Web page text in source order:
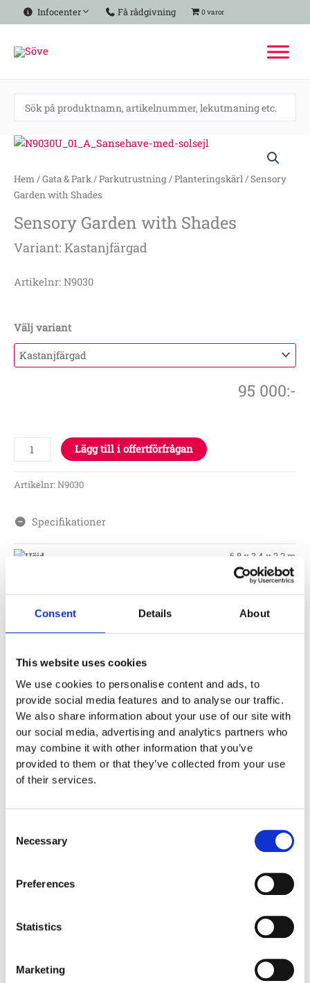
Consent Details About
This website uses cookies
We use cookies to personalise content and ads, to
provide social media features and to analyse our traffic.
We also share information about your use of our site with
our social media, advertising and analytics partners who
may combine it with other information that you’ve
provided to them or that they’ve collected from your use
of their services.
Selection
Necessary
Preferences
Statistics
Marketing
Hoppa
till
Infocenter Få rådgivning 0 varor
Hem/Gata & Park/Parkutrustning/Planteringskärl/ Sensory
Garden with Shades
Sensory Garden with Shades
Variant: Kastanjfärgad
Artikelnr: N9030
Välj variant
95 000:-
Sensory
with
Shades
Lägg till i offertförfrågan
Artikelnr:N9030
Specifikationer
6.8 x 3.4 x 2.2 m
0.4 m
1 år
Monteringstid
Fundament
Garantivillkor
Produktens utseende kan avvika mot de bilder som visas
DWG, produktblad, teknisk information, bilder etc.